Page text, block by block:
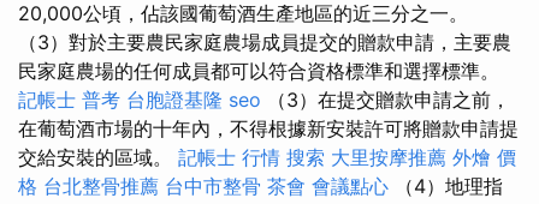
20,000公頃，佔該國葡萄酒生產地區的近三分之一。
（3）對於主要農民家庭農場成員提交的贈款申請，主要農
民家庭農場的任何成員都可以符合資格標準和選擇標準。
記帳士 普考 台胞證基隆 seo （3）在提交贈款申請之前，
在葡萄酒市場的十年內，不得根據新安裝許可將贈款申請提
交給安裝的區域。 記帳士 行情 搜索 大里按摩推薦 外燴 價
格 台北整骨推薦 台中市整骨 茶會 會議點心 （4）地理指